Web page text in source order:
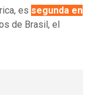
es segunda en
de Brasil, el